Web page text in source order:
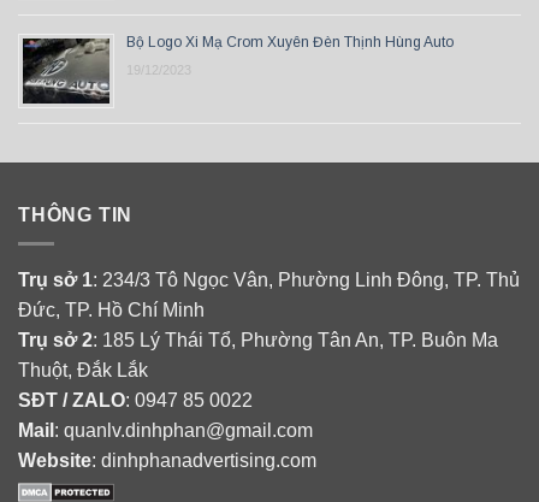
Bộ Logo Xi Mạ Crom Xuyên Đèn Thịnh Hùng Auto
19/12/2023
THÔNG TIN
Trụ sở 1: 234/3 Tô Ngọc Vân, Phường Linh Đông, TP. Thủ
Đức, TP. Hồ Chí Minh
Trụ sở 2: 185 Lý Thái Tổ, Phường Tân An, TP. Buôn Ma
Thuột, Đắk Lắk
SĐT / ZALO: 0947 85 0022
Mail : quanlv.dinhphan@gmail.com
Website: dinhphanadvertising.com